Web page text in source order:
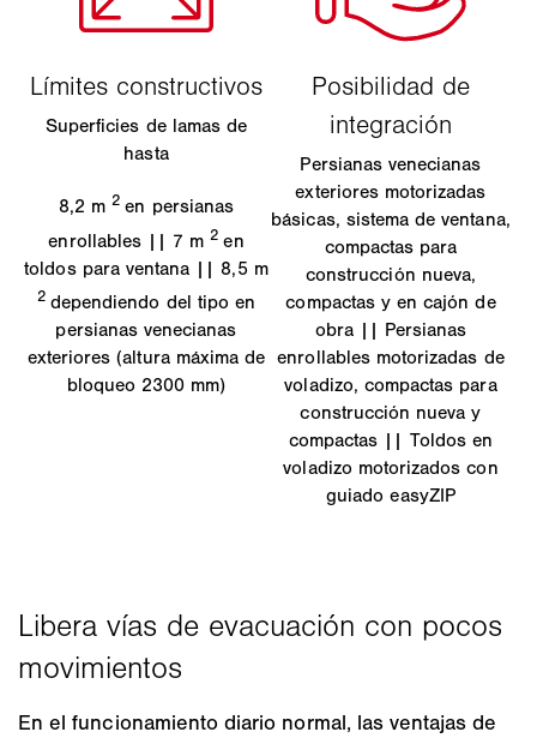
Superficies de lamas de
hasta
8,2 m2 en persianas
enrollables || 7 m2 en
toldos para ventana || 8,5 m
2 dependiendo del tipo en
persianas venecianas
exteriores (altura máxima de
bloqueo 2300 mm)
Persianas venecianas
exteriores motorizadas
básicas, sistema de ventana,
compactas para
construcción nueva,
compactas y en cajón de
obra || Persianas
enrollables motorizadas de
voladizo, compactas para
construcción nueva y
compactas || Toldos en
voladizo motorizados con
guiado easyZIP
En el funcionamiento diario normal, las ventajas de